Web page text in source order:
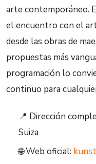
arte contemporáneo.
el encuentro con el
desde las obras de
propuestas más
programación lo
continuo para
📍 Dirección
Suiza
🌐 Web oficial: